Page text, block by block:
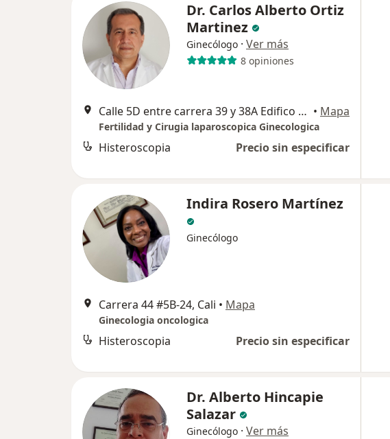
Dr. Carlos Alberto Ortiz
Martinez
Ginecólogo · Ver más
8 opiniones
Calle 5D entre carrera 39 y 38A Edifico Vida (colores) Torre 2 consultorio 611., Cali • Mapa
Fertilidad y Cirugia laparoscopica Ginecologica
Histeroscopia Precio sin especificar
Indira Rosero Martínez
Ginecólogo
Carrera 44 #5B-24, Cali • Mapa
Ginecologia oncologica
Histeroscopia Precio sin especificar
Dr. Alberto Hincapie
Salazar
Ginecólogo · Ver más